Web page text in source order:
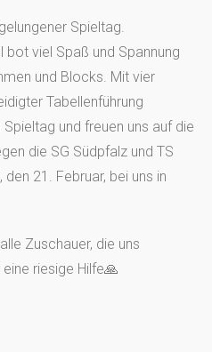
Spieltag.
viel Spaß und Spannung
und Blocks. Mit vier
Tabellenführung
und freuen uns auf die
die SG Südpfalz und TS
21. Februar, bei uns in
Zuschauer, die uns
riesige Hilfe🙏